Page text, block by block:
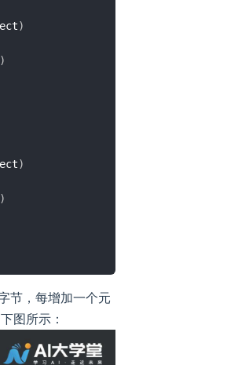
)
)
)
)
节，每增加一个元
图所示：